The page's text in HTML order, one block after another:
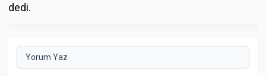
dedi.
Yorum Yaz